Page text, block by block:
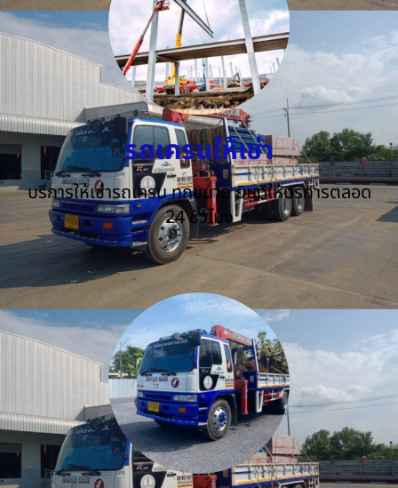
รถเครนให้เช่า
บริการให้เช่ารถเครน ทุกขนาด ยินดีให้บริการตลอด
24 ชั่วโมง